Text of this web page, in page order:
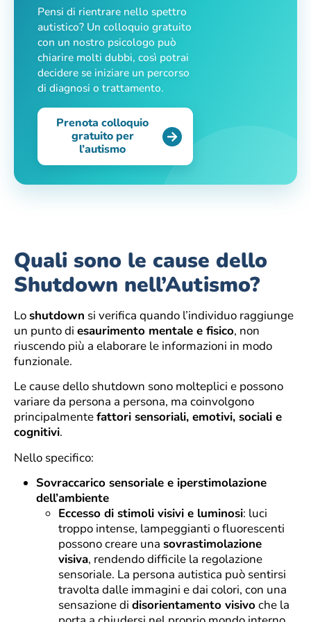
Pensi di rientrare nello spettro
autistico? Un colloquio gratuito
con un nostro psicologo può
chiarire molti dubbi, così potrai
decidere se iniziare un percorso
di diagnosi o trattamento.
Prenota colloquio
gratuito per
l’autismo
Quali sono le cause dello
Shutdown nell’Autismo?
Loshutdown si verifica quando l’individuo raggiunge
un punto di esaurimento mentale e fisico, non
riuscendo più a elaborare le informazioni in modo
funzionale.
Le cause dello shutdown sono molteplici e possono
variare da persona a persona, ma coinvolgono
principalmentefattori sensoriali, emotivi, sociali e
cognitivi.
Nello specifico:
Sovraccarico sensoriale e iperstimolazione
dell’ambiente
Eccesso di stimoli visivi e luminosi: luci
troppo intense, lampeggianti o fluorescenti
possono creare una sovrastimolazione
visiva, rendendo difficile la regolazione
sensoriale. La persona autistica può sentirsi
travolta dalle immagini e dai colori, con una
sensazione di disorientamento visivoche la